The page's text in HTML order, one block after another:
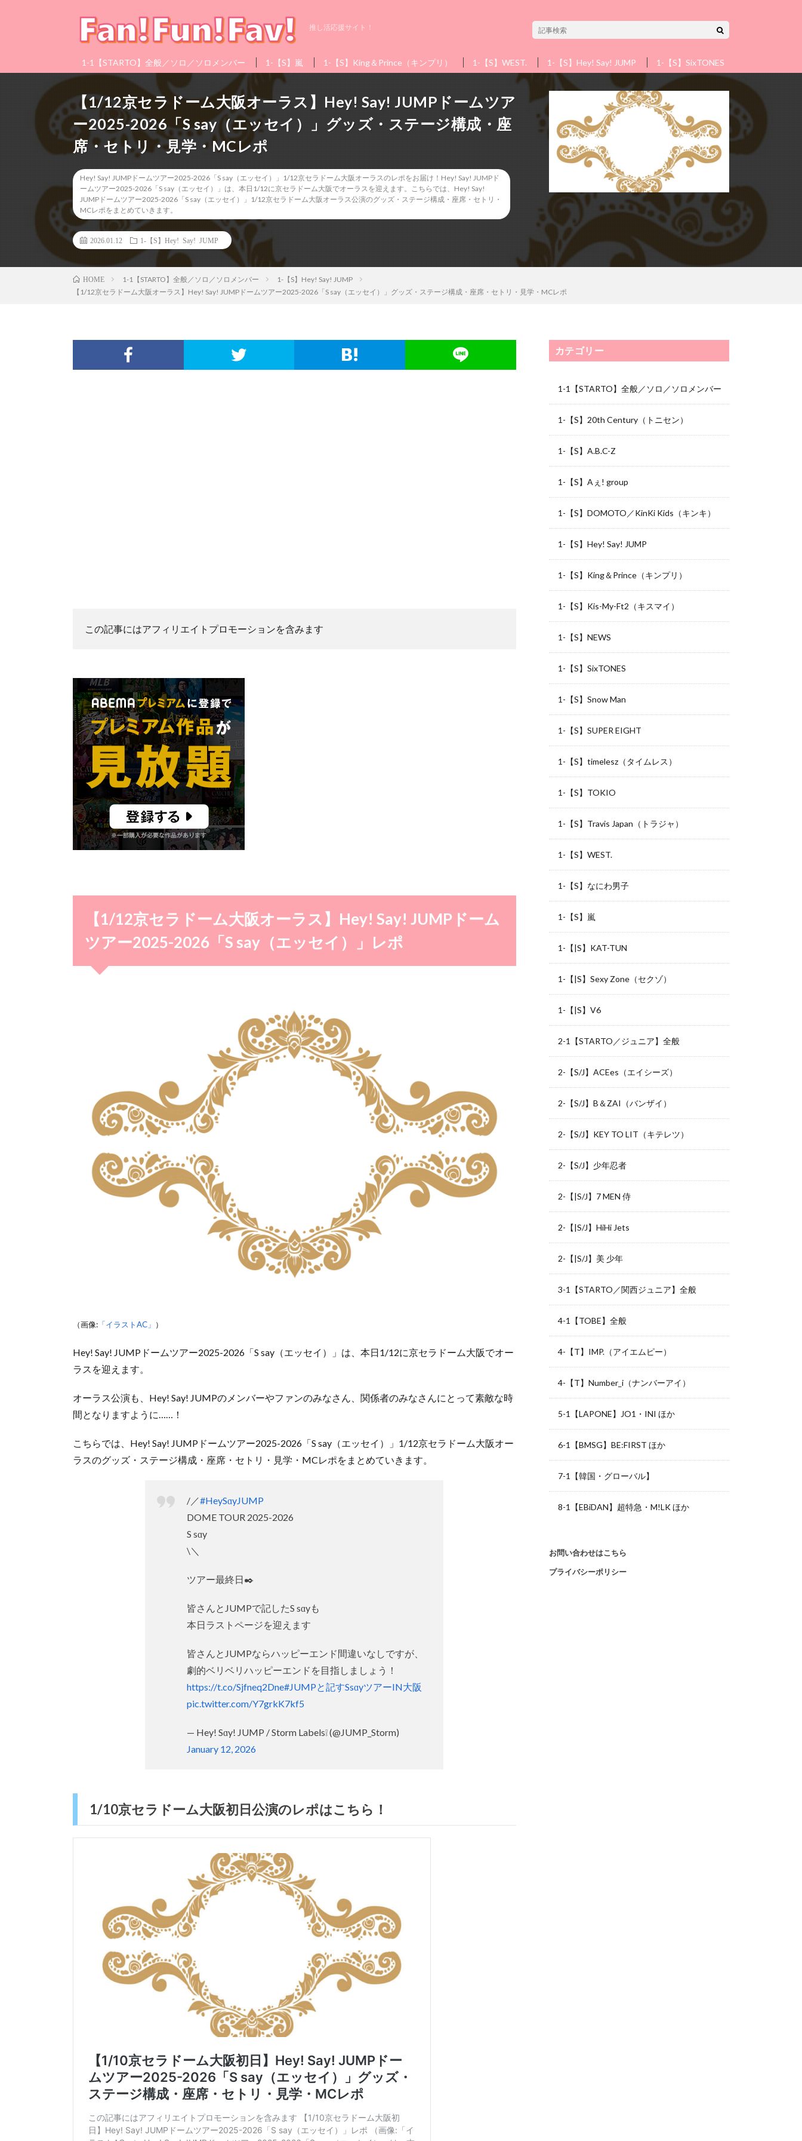
推し活応援サイト！
1-1【STARTO】全般／ソロ／ソロメンバー 1-【S】嵐 1-【S】King＆Prince（キンプリ） 1-【S】WEST. 1-【S】Hey! Say! JUMP 1-【S】SixTONES
【1/12京セラドーム大阪オーラス】Hey! Say! JUMPドームツア
ー2025-2026「S say（エッセイ）」グッズ・ステージ構成・座
席・セトリ・見学・MCレポ
Hey! Say! JUMPドームツアー2025-2026「S say（エッセイ）」1/12京セラドーム大阪オーラスのレポをお届け！Hey! Say! JUMPド
ームツアー2025-2026「S say（エッセイ）」は、本日1/12に京セラドーム大阪でオーラスを迎えます。こちらでは、Hey! Say!
JUMPドームツアー2025-2026「S say（エッセイ）」1/12京セラドーム大阪オーラス公演のグッズ・ステージ構成・座席・セトリ・
MCレポをまとめていきます。
2026.01.12 1-【S】Hey! Say! JUMP
HOME 1-1【STARTO】全般／ソロ／ソロメンバー
1-【S】Hey! Say! JUMP
【1/12京セラドーム大阪オーラス】Hey! Say! JUMPドームツアー2025-2026「S say（エッセイ）」グッズ・ステージ構成・座席・セトリ・見学・MCレポ
この記事にはアフィリエイトプロモーションを含みます
【1/12京セラドーム大阪オーラス】Hey! Say! JUMPドーム
ツアー2025-2026「S say（エッセイ）」レポ
（画像: 「イラストAC」 ）
Hey! Say! JUMPドームツアー2025-2026「S say（エッセイ）」は、本日1/12に京セラドーム大阪でオー
ラスを迎えます。
オーラス公演も、Hey! Say! JUMPのメンバーやファンのみなさん、関係者のみなさんにとって素敵な時
間となりますように……！
こちらでは、Hey! Say! JUMPドームツアー2025-2026「S say（エッセイ）」1/12京セラドーム大阪オー
ラスのグッズ・ステージ構成・座席・セトリ・見学・MCレポをまとめていきます。
/／#HeySɑyJUMP
DOME TOUR 2025-2026
S sɑy
\＼
ツアー最終日✒️
皆さんとJUMPで記したS sɑyも
本日ラストページを迎えます
皆さんとJUMPならハッピーエンド間違いなしですが、
劇的ベリベリハッピーエンドを目指しましょう！
https://t.co/Sjfneq2Dne#JUMPと記すSsɑyツアーIN大阪
pic.twitter.com/Y7grkK7kf5
— Hey! Sɑy! JUMP / Storm Labels❕ (@JUMP_Storm)
January 12, 2026
1/10京セラドーム大阪初日公演のレポはこちら！
カテゴリー
1-1【STARTO】全般／ソロ／ソロメンバー
1-【S】20th Century（トニセン）
1-【S】A.B.C-Z
1-【S】Aぇ! group
1-【S】DOMOTO／KinKi Kids（キンキ）
1-【S】Hey! Say! JUMP
1-【S】King＆Prince（キンプリ）
1-【S】Kis-My-Ft2（キスマイ）
1-【S】NEWS
1-【S】SixTONES
1-【S】Snow Man
1-【S】SUPER EIGHT
1-【S】timelesz（タイムレス）
1-【S】TOKIO
1-【S】Travis Japan（トラジャ）
1-【S】WEST.
1-【S】なにわ男子
1-【S】嵐
1-【|S】KAT-TUN
1-【|S】Sexy Zone（セクゾ）
1-【|S】V6
2-1【STARTO／ジュニア】全般
2-【S/J】ACEes（エイシーズ）
2-【S/J】B＆ZAI（バンザイ）
2-【S/J】KEY TO LIT（キテレツ）
2-【S/J】少年忍者
2-【|S/J】7 MEN 侍
2-【|S/J】HiHi Jets
2-【|S/J】美 少年
3-1【STARTO／関西ジュニア】全般
4-1【TOBE】全般
4-【T】IMP.（アイエムピー）
4-【T】Number_i（ナンバーアイ）
5-1【LAPONE】JO1・INI ほか
6-1【BMSG】BE:FIRST ほか
7-1【韓国・グローバル】
8-1【EBiDAN】超特急・M!LK ほか
お問い合わせはこちら
プライバシーポリシー